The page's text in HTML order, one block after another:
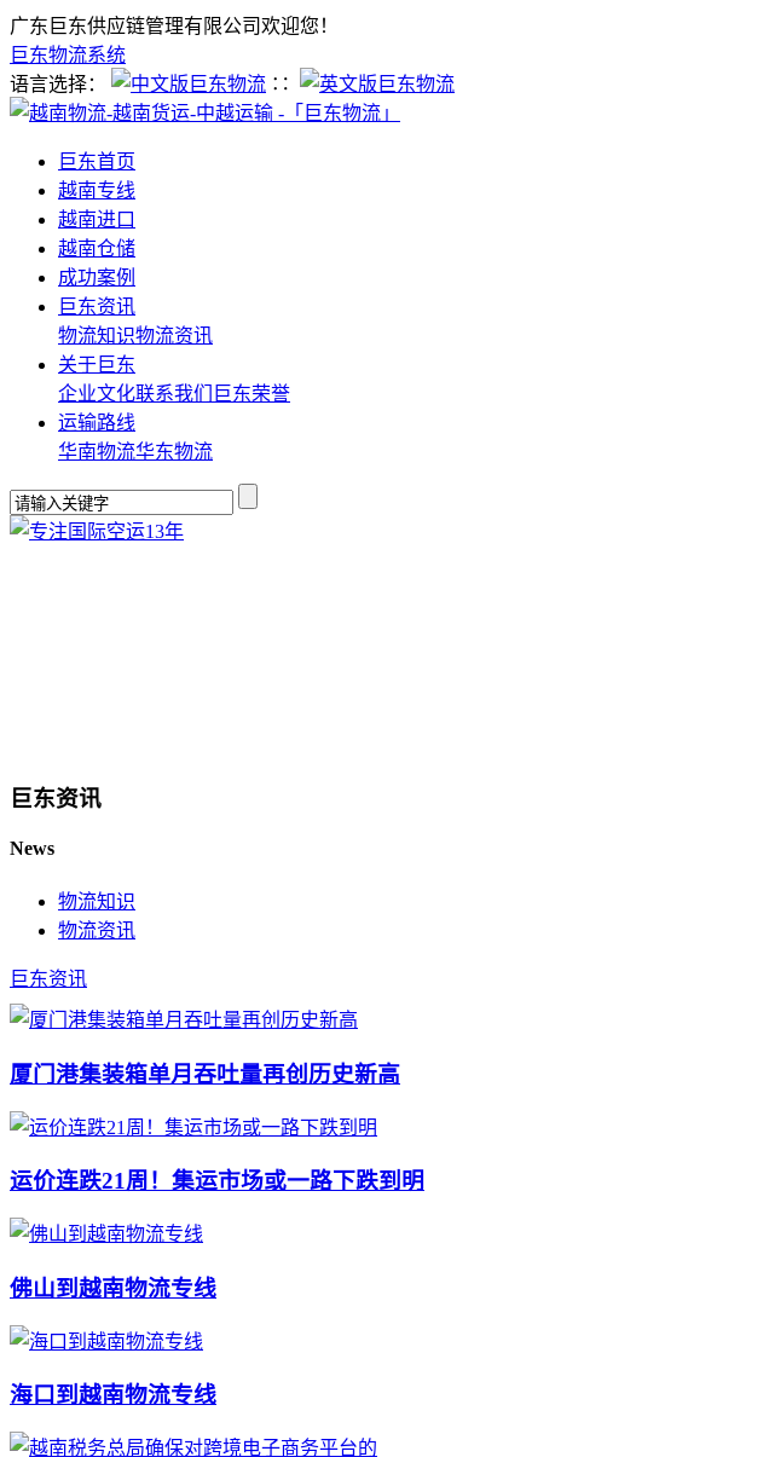
广东巨东供应链管理有限公司欢迎您！
巨东物流系统
语言选择：
∷
巨东首页
越南专线
越南进口
越南仓储
成功案例
巨东资讯
物流知识物流资讯
关于巨东
企业文化联系我们 巨东荣誉
运输路线
华南物流华东物流
巨东资讯
News
物流知识
物流资讯
巨东资讯
厦门港集装箱单月吞吐量再创历史新高
运价连跌21周！集运市场或一路下跌到明
佛山到越南物流专线
海口到越南物流专线